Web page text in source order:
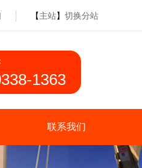
【 主站】 切换分站
1363
联系我们